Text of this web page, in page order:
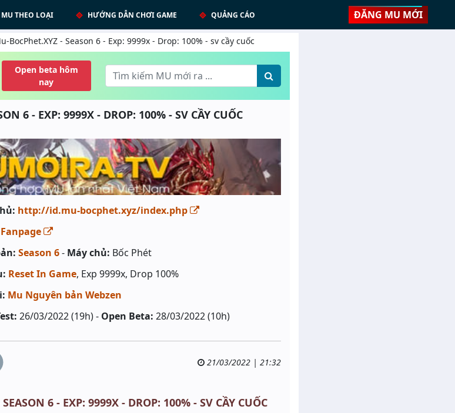
MU THEO LOẠI HƯỚNG DẪN CHƠI GAME QUẢNG CÁO ĐĂNG MU MỚI
BocPhet.XYZ - Season 6 - Exp: 9999x - Drop: 100% - sv cầy cuốc
Open beta hôm
nay
6 - EXP: 9999X - DROP: 100% - SV CẦY CUỐC
http://id.mu-bocphet.xyz/index.php
Fanpage
Season 6- Máy chủ: Bốc Phét
Reset In Game, Exp 9999x, Drop 100%
Mu Nguyên bản Webzen
26/03/2022 (19h) - Open Beta: 28/03/2022 (10h)
21/03/2022 | 21:32
6 - EXP: 9999X - DROP: 100% - SV CẦY CUỐC